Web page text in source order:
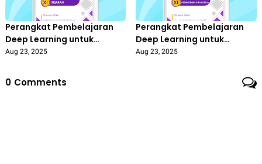
Perangkat Pembelajaran
Deep Learning untuk
Sejarah Kelas XI SMA/SMK
Aug 23, 2025
Perangkat Pembelajaran
Deep Learning untuk
Pendidikan Pancasila Kelas
Aug 23, 2025
0 Comments